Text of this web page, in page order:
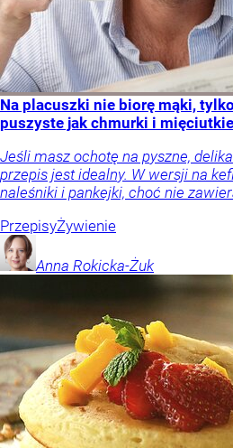
Na placuszki nie biorę mąki,
puszyste jak chmurki i
Jeśli masz ochotę na pyszne,
przepis jest idealny. W wersji na
naleśniki i pankejki, choć nie
PrzepisyŻywienie
Anna Rokicka-Żuk